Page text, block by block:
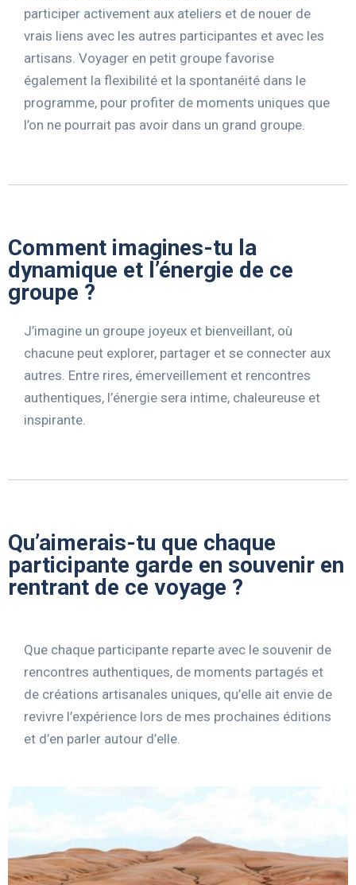
participer activement aux ateliers et de nouer de
vrais liens avec les autres participantes et avec les
artisans. Voyager en petit groupe favorise
également la flexibilité et la spontanéité dans le
programme, pour profiter de moments uniques que
l’on ne pourrait pas avoir dans un grand groupe.
Comment imagines-tu la
dynamique et l’énergie de ce
groupe ?
J’imagine un groupe joyeux et bienveillant, où
chacune peut explorer, partager et se connecter aux
autres. Entre rires, émerveillement et rencontres
authentiques, l’énergie sera intime, chaleureuse et
inspirante.
Qu’aimerais-tu que chaque
participante garde en souvenir en
rentrant de ce voyage ?
Que chaque participante reparte avec le souvenir de
rencontres authentiques, de moments partagés et
de créations artisanales uniques, qu’elle ait envie de
revivre l’expérience lors de mes prochaines éditions
et d’en parler autour d’elle.